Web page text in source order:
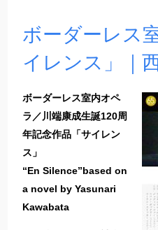
ボーダーレス
イレンス」｜
ボーダーレス室内オペ
ラ／川端康成生誕120周
年記念作品「サイレン
ス」
“En Silence”based on
a novel by Yasunari
Kawabata